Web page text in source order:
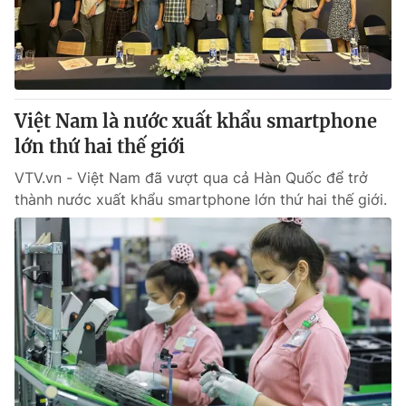
Sản phẩm
Thị trường
Tư vấn
Lịch phát sóng
Chuyên mục khác
Emagazine
Photo Infographic
Video Shorts video
VTV Money VTV Thể thao
VTV Sức khoẻ Bất động sản
Việt Nam là nước xuất khẩu smartphone
lớn thứ hai thế giới
VTV.vn - Việt Nam đã vượt qua cả Hàn Quốc để trở
thành nước xuất khẩu smartphone lớn thứ hai thế giới.